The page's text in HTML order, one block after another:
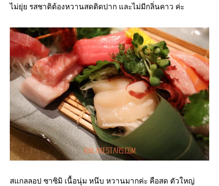
ไม่ยุ่ย รสชาติต้องหวานสดติดปาก และไม่มีกลิ่นคาว ค่ะ
สแกลลอป ซาซิมิ เนื้อนุ่ม หนึบ หวานมากค่ะ คือสด ตัวใหญ่